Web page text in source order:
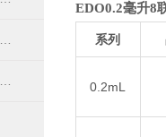
EDO0.2毫升8
系列
0.2mL